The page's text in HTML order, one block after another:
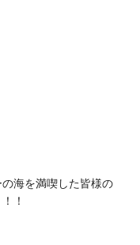
海を満喫した皆様の
！